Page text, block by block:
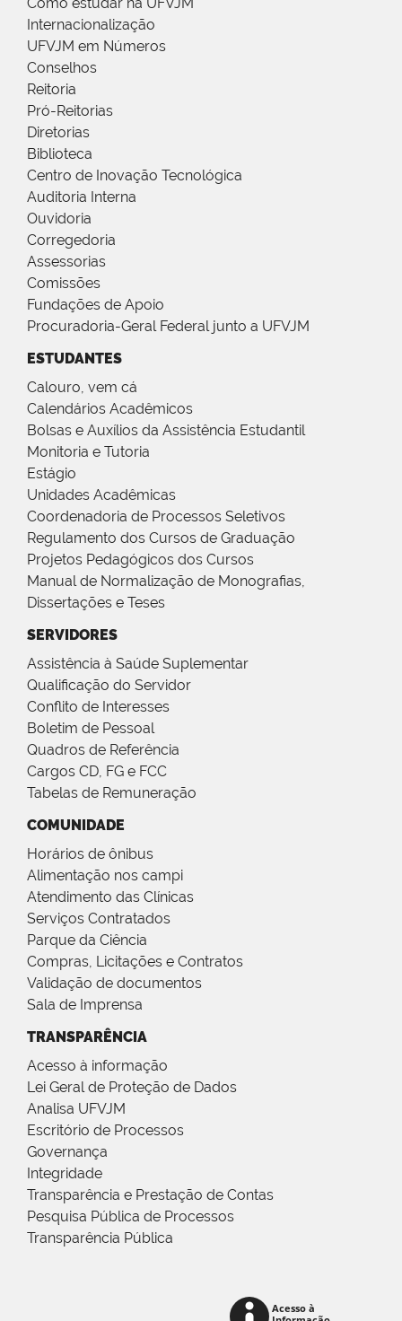
Como estudar na UFVJM
Internacionalização
UFVJM em Números
Conselhos
Reitoria
Pró-Reitorias
Diretorias
Biblioteca
Centro de Inovação Tecnológica
Auditoria Interna
Ouvidoria
Corregedoria
Assessorias
Comissões
Fundações de Apoio
Procuradoria-Geral Federal junto a UFVJM
ESTUDANTES
Calouro, vem cá
Calendários Acadêmicos
Bolsas e Auxílios da Assistência Estudantil
Monitoria e Tutoria
Estágio
Unidades Acadêmicas
Coordenadoria de Processos Seletivos
Regulamento dos Cursos de Graduação
Projetos Pedagógicos dos Cursos
Manual de Normalização de Monografias,
Dissertações e Teses
SERVIDORES
Assistência à Saúde Suplementar
Qualificação do Servidor
Conflito de Interesses
Boletim de Pessoal
Quadros de Referência
Cargos CD, FG e FCC
Tabelas de Remuneração
COMUNIDADE
Horários de ônibus
Alimentação nos campi
Atendimento das Clínicas
Serviços Contratados
Parque da Ciência
Compras, Licitações e Contratos
Validação de documentos
Sala de Imprensa
TRANSPARÊNCIA
Acesso à informação
Lei Geral de Proteção de Dados
Analisa UFVJM
Escritório de Processos
Governança
Integridade
Transparência e Prestação de Contas
Pesquisa Pública de Processos
Transparência Pública